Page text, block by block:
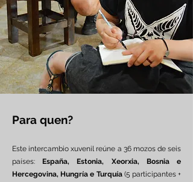
Para quen?
Este intercambio xuvenil reúne a 36 mozos de seis
países: España, Estonia, Xeorxia, Bosnia e
Hercegovina, Hungría e Turquía(5 participantes +